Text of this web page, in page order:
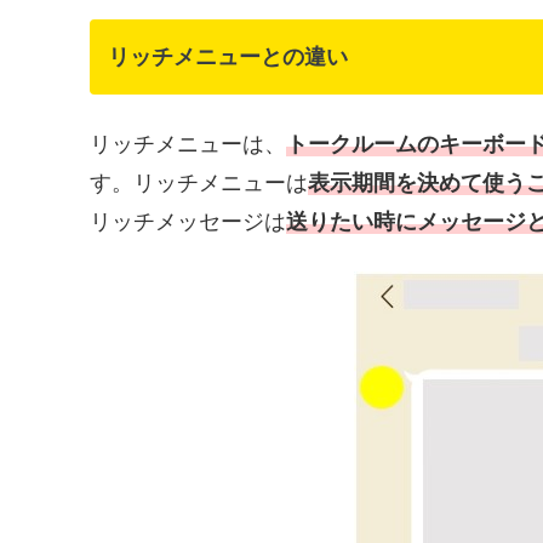
リッチメニューとの違い
リッチメニューは、 トークルームのキーボー
す。リッチメニューは表示期間を決めて使う
リッチメッセージは送りたい時にメッセージ